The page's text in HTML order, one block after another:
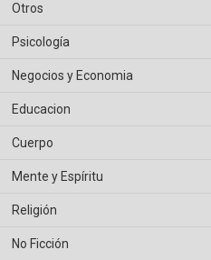
Otros
Psicología
Negocios y Economia
Educacion
Cuerpo
Mente y Espíritu
Religión
No Ficción